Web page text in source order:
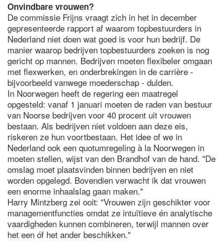
Onvindbare vrouwen?
De commissie Frijns vraagt zich in het in december
gepresenteerde rapport af waarom topbestuurders in
Nederland niet doen wat goed is voor hun bedrijf. De
manier waarop bedrijven topbestuurders zoeken is nog
gericht op mannen. Bedrijven moeten flexibeler omgaan
met flexwerken, en onderbrekingen in de carrière -
bijvoorbeeld vanwege moederschap - dulden.
In Noorwegen heeft de regering een maatregel
opgesteld: vanaf 1 januari moeten de raden van bestuur
van Noorse bedrijven voor 40 procent uit vrouwen
bestaan. Als bedrijven niet voldoen aan deze eis,
riskeren ze hun voortbestaan. Het idee of we in
Nederland ook een quotumregeling à la Noorwegen in
moeten stellen, wijst van den Brandhof van de hand. "De
omslag moet plaatsvinden binnen bedrijven en niet
worden opgelegd. Bovendien verwacht ik dat vrouwen
een enorme inhaalslag gaan maken."
Harry Mintzberg zei ooit: "Vrouwen zijn geschikter voor
managementfuncties omdat ze intuïtieve én analytische
vaardigheden kunnen combineren, terwijl mannen over
het een óf het ander beschikken."